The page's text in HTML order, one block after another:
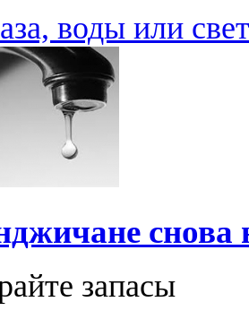
воды или
снова
запасы